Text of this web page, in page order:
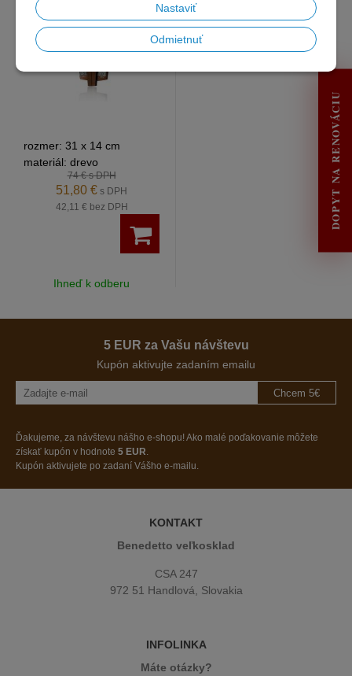
Nastaviť
Odmietnuť
DOPYT NA RENOVÁCIU
rozmer: 31 x 14 cm
materiál: drevo
74 €s DPH
51,80 € s DPH
42,11 € bez DPH
Ihneď k odberu
5 EUR za Vašu návštevu
Kupón aktivujte zadaním emailu
Chcem 5€
Ďakujeme, za návštevu nášho e-shopu! Ako malé poďakovanie môžete
získať kupón v hodnote 5 EUR.
Kupón aktivujete po zadaní Vášho e-mailu.
KONTAKT
Benedetto veľkosklad
CSA 247
972 51 Handlová, Slovakia
INFOLINKA
Máte otázky?